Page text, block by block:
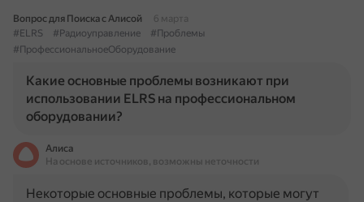
Вопрос для Поиска с Алисой
6 марта
#ELRS
#Радиоуправление
#Проблемы
#ПрофессиональноеОборудование
Какие основные проблемы возникают при
использовании ELRS на профессиональном
оборудовании?
Алиса
На основе источников, возможны неточности
Некоторые основные проблемы, которые могут